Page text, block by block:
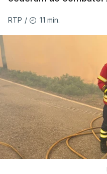
As autoridades
dias ou semanas para
dois mil operacionais
às chamas.
RTP / 11 min.